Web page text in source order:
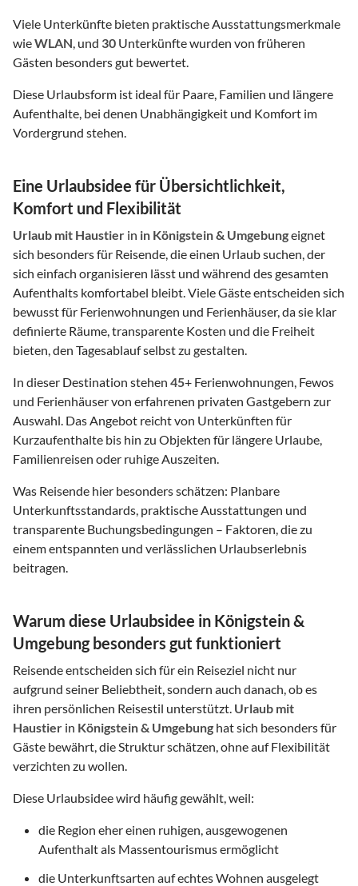
Viele Unterkünfte bieten praktische Ausstattungsmerkmale
wieWLAN, und 30 Unterkünfte wurden von früheren
Gästen besonders gut bewertet.
Diese Urlaubsform ist ideal für Paare, Familien und längere
Aufenthalte, bei denen Unabhängigkeit und Komfort im
Vordergrund stehen.
Eine Urlaubsidee für Übersichtlichkeit,
Komfort und Flexibilität
Urlaub mit Haustier in in Königstein & Umgebungeignet
sich besonders für Reisende, die einen Urlaub suchen, der
sich einfach organisieren lässt und während des gesamten
Aufenthalts komfortabel bleibt. Viele Gäste entscheiden sich
bewusst für Ferienwohnungen und Ferienhäuser, da sie klar
definierte Räume, transparente Kosten und die Freiheit
bieten, den Tagesablauf selbst zu gestalten.
In dieser Destination stehen 45+ Ferienwohnungen, Fewos
und Ferienhäuser von erfahrenen privaten Gastgebern zur
Auswahl. Das Angebot reicht von Unterkünften für
Kurzaufenthalte bis hin zu Objekten für längere Urlaube,
Familienreisen oder ruhige Auszeiten.
Was Reisende hier besonders schätzen: Planbare
Unterkunftsstandards, praktische Ausstattungen und
transparente Buchungsbedingungen – Faktoren, die zu
einem entspannten und verlässlichen Urlaubserlebnis
beitragen.
Warum diese Urlaubsidee in Königstein &
Umgebung besonders gut funktioniert
Reisende entscheiden sich für ein Reiseziel nicht nur
aufgrund seiner Beliebtheit, sondern auch danach, ob es
ihren persönlichen Reisestil unterstützt. Urlaub mit
Haustier in Königstein & Umgebung hat sich besonders für
Gäste bewährt, die Struktur schätzen, ohne auf Flexibilität
verzichten zu wollen.
Diese Urlaubsidee wird häufig gewählt, weil:
die Region eher einen ruhigen, ausgewogenen
Aufenthalt als Massentourismus ermöglicht
die Unterkunftsarten auf echtes Wohnen ausgelegt